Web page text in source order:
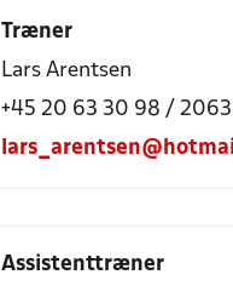
Træner
Lars Arentsen
+45 20 63 30 98 /
Assistenttræner